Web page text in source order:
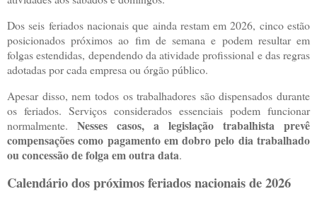
Dos seis feriados nacionais que ainda restam em 2026, cinco estão
posicionados próximos ao fim de semana e podem resultar em
folgas estendidas, dependendo da atividade profissional e das regras
adotadas por cada empresa ou órgão público.
Apesar disso, nem todos os trabalhadores são dispensados durante
os feriados. Serviços considerados essenciais podem funcionar
normalmente. Nesses casos, a legislação trabalhista prevê
compensações como pagamento em dobro pelo dia trabalhado
ou concessão de folga em outra data.
Calendário dos próximos feriados nacionais de 2026